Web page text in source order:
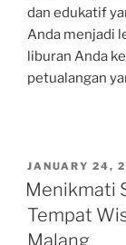
dan edukatif
Anda menjadi
liburan Anda
petualangan
POSTED
ON
JANUARY 24,
Menikmati
Tempat
Malang